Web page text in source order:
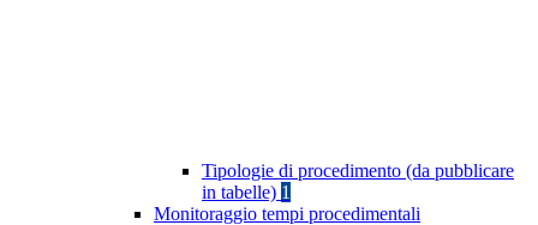
Tipologie di procedimento (da pubblicare
in tabelle) 1
Monitoraggio tempi procedimentali